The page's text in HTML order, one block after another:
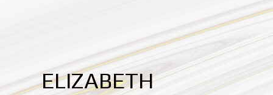
ELIZABETH